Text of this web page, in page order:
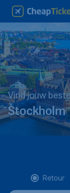
Vind jouw
Stockholm
Retour